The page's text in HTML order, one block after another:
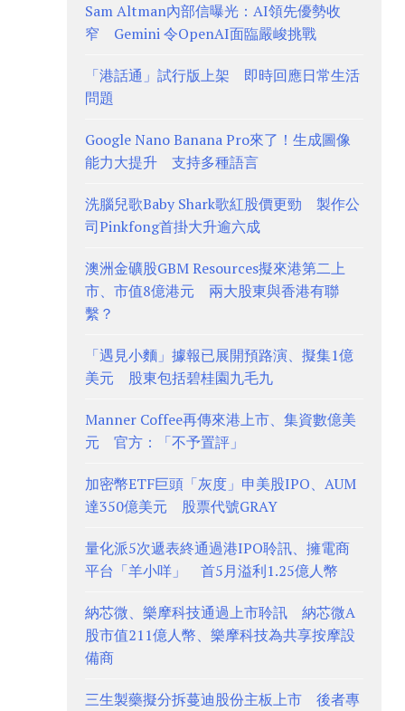
Sam Altman內部信曝光：AI領先優勢收
窄 Gemini 令OpenAI面臨嚴峻挑戰
「港話通」試行版上架 即時回應日常生活
問題
Google Nano Banana Pro來了！生成圖像
能力大提升 支持多種語言
洗腦兒歌Baby Shark歌紅股價更勁 製作公
司Pinkfong首掛大升逾六成
澳洲金礦股GBM Resources擬來港第二上
市、市值8億港元 兩大股東與香港有聯
繫？
「遇見小麵」據報已展開預路演、擬集1億
美元 股東包括碧桂園九毛九
Manner Coffee再傳來港上市、集資數億美
元 官方：「不予置評」
加密幣ETF巨頭「灰度」申美股IPO、AUM
達350億美元 股票代號GRAY
量化派5次遞表終通過港IPO聆訊、擁電商
平台「羊小咩」 首5月溢利1.25億人幣
納芯微、樂摩科技通過上市聆訊 納芯微A
股市值211億人幣、樂摩科技為共享按摩設
備商
三生製藥擬分拆蔓迪股份主板上市 後者專